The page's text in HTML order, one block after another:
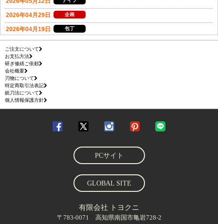
ご注文について
お支払方法
研ぎ修繕ご依頼
会社概要
刃物について
特定商取引法表記
銃刀法について
個人情報保護方針
PCサイト
GLOBAL SITE
有限会社 トヨクニ
〒783-0071 高知県南国市亀岩728-2